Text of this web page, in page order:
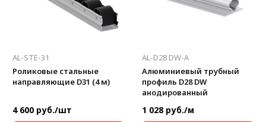
AL-STE-31
Роликовые стальные
направляющие D31 (4 м)
4 600 руб./шт
AL-D28 DW-A
Алюминиевый трубный
профиль D28 DW
анодированный
1 028 руб./м